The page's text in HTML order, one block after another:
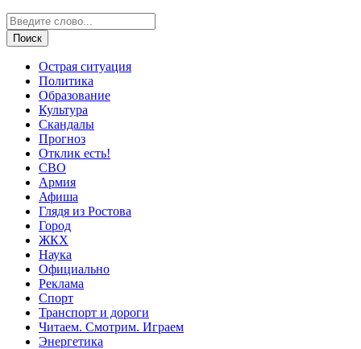
Острая ситуация
Политика
Образование
Культура
Скандалы
Прогноз
Отклик есть!
СВО
Армия
Афиша
Глядя из Ростова
Город
ЖКХ
Наука
Официально
Реклама
Спорт
Транспорт и дороги
Читаем. Смотрим. Играем
Энергетика